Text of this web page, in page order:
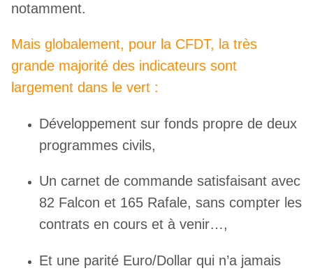
notamment.
Mais globalement, pour la CFDT, la très
grande majorité des indicateurs sont
largement dans le vert :
Développement sur fonds propre de deux
programmes civils,
Un carnet de commande satisfaisant avec
82 Falcon et 165 Rafale, sans compter les
contrats en cours et à venir…,
Et une parité Euro/Dollar qui n’a jamais